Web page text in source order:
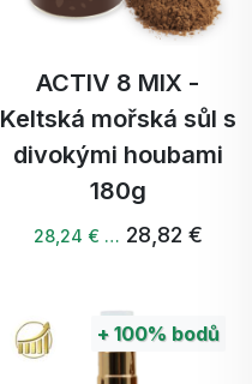
ACTIV 8 MIX -
Keltská mořská sůl s
divokými houbami
180g
28,24 € … 28,82 €
+ 100% bodů